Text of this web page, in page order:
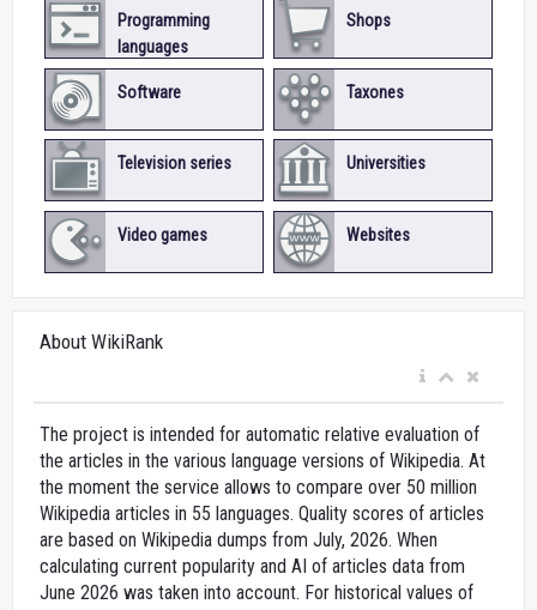
Programming
languages
Shops
Software Taxones
Television series Universities
Video games Websites
About WikiRank
The project is intended for automatic relative evaluation of
the articles in the various language versions of Wikipedia. At
the moment the service allows to compare over 50 million
Wikipedia articles in 55 languages. Quality scores of articles
are based on Wikipedia dumps from July, 2026. When
calculating current popularity and AI of articles data from
June 2026 was taken into account. For historical values of